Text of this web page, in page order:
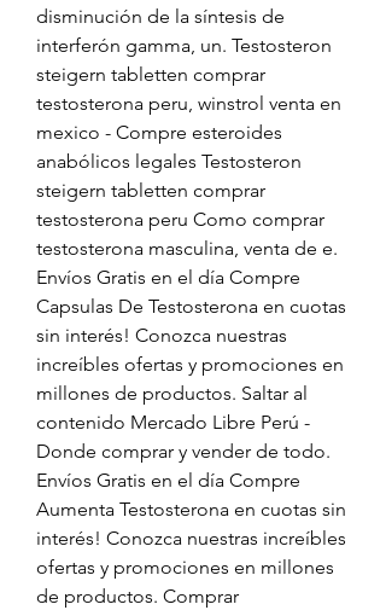
disminución de la síntesis de
interferón gamma, un. Testosteron
steigern tabletten comprar
testosterona peru, winstrol venta en
mexico - Compre esteroides
anabólicos legales Testosteron
steigern tabletten comprar
testosterona peru Como comprar
testosterona masculina, venta de e.
Envíos Gratis en el día Compre
Capsulas De Testosterona en cuotas
sin interés! Conozca nuestras
increíbles ofertas y promociones en
millones de productos. Saltar al
contenido Mercado Libre Perú -
Donde comprar y vender de todo.
Envíos Gratis en el día Compre
Aumenta Testosterona en cuotas sin
interés! Conozca nuestras increíbles
ofertas y promociones en millones
de productos. Comprar